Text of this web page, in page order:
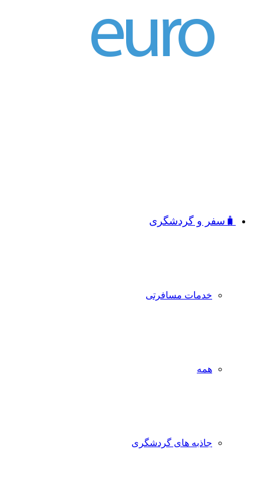
🧳سفر و گردشگری
خدمات مسافرتی
همه
جاذبه‌ های گردشگری